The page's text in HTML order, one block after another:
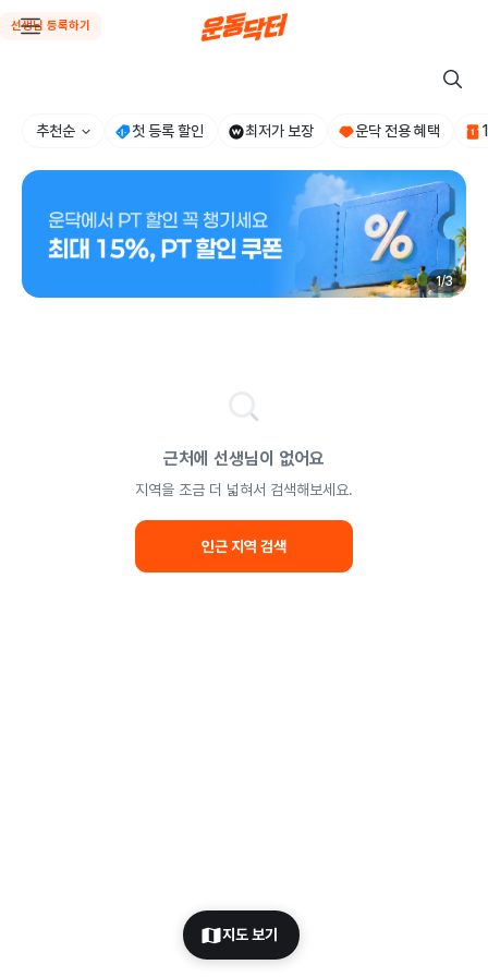
선생님 등록하기
추천순 첫 등록 할인 최저가 보장 운닥 전용 혜택
지도 보기
1/3
근처에 선생님이 없어요
지역을 조금 더 넓혀서 검색해보세요.
인근 지역 검색